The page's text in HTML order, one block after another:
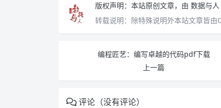
版权声明： 本站原创文章，由 数据与人
转载说明： 除特殊说明外本站文章皆由
编程匠艺：编写卓越的代码pdf下载
上一篇
评论（没有评论）